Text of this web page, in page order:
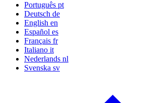
Português pt
Deutsch de
English en
Español es
Français fr
Italiano it
Nederlands nl
Svenska sv